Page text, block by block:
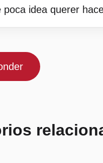
poca idea querer